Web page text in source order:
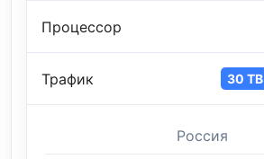
Процессор
Трафик 30 TB
Россия